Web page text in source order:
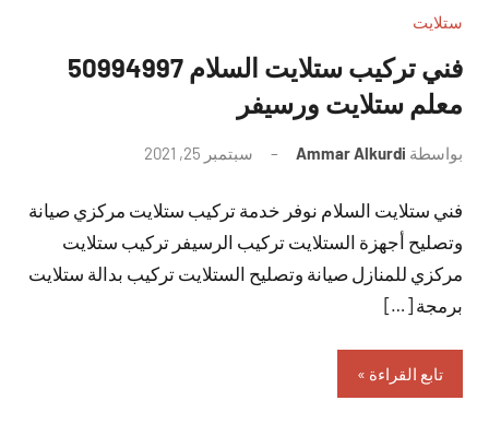
ستلايت
فني تركيب ستلايت السلام 50994997
معلم ستلايت ورسيفر
بواسطة Ammar Alkurdi سبتمبر 25, 2021
تعليقات
فني ستلايت السلام نوفر خدمة تركيب ستلايت مركزي صيانة
وتصليح أجهزة الستلايت تركيب الرسيفر تركيب ستلايت
مركزي للمنازل صيانة وتصليح الستلايت تركيب بدالة ستلايت
برمجة […]
تابع القراءة